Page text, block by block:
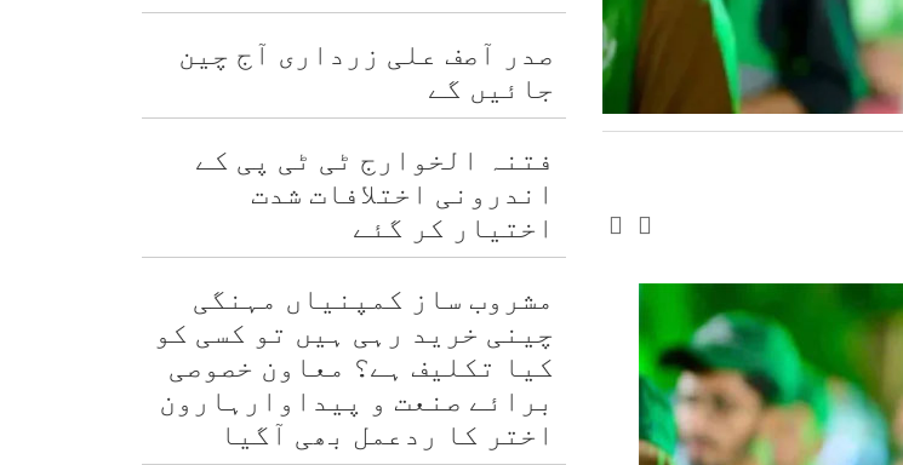
صدر آصف علی زرداری آج چین
جائیں گے
فتنہ الخوارج ٹی ٹی پی کے
اندرونی اختلافات شدت
اختیار کر گئے
مشروب ساز کمپنیاں مہنگی
چینی خرید رہی ہیں تو کسی کو
کیا تکلیف ہے؟ معاون خصوصی
برائے صنعت و پیداوارہارون
اختر کا ردعمل بھی آگیا